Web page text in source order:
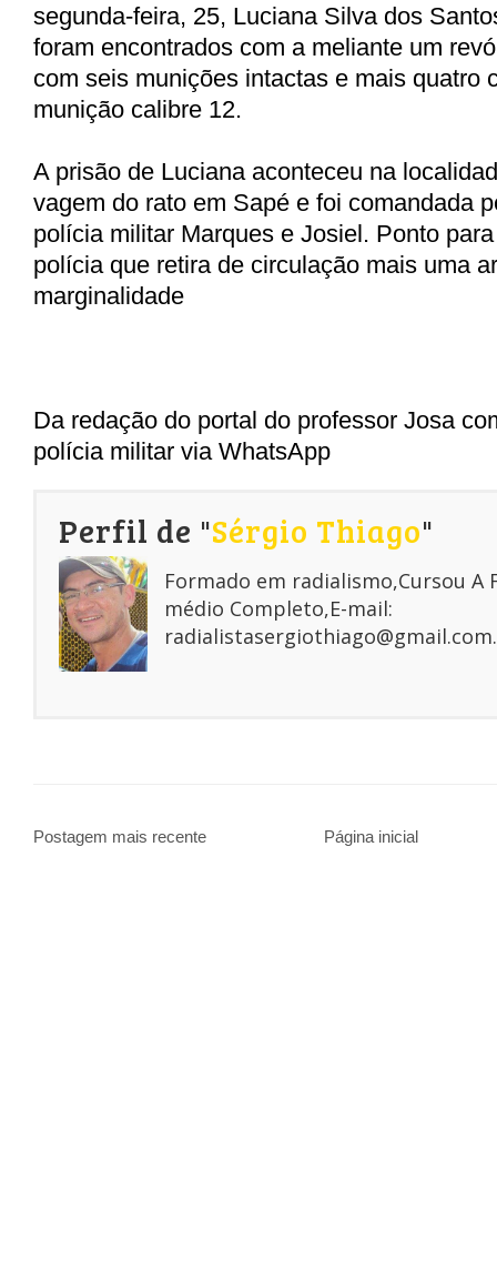
segunda-feira, 25, Luciana Silva dos
foram encontrados com a meliante um
com seis munições intactas e mais quatro
munição calibre 12.
A prisão de Luciana aconteceu na
vagem do rato em Sapé e foi comandada
polícia militar Marques e Josiel. Ponto
polícia que retira de circulação mais uma
marginalidade
Da redação do portal do professor Josa
polícia militar via WhatsApp
Perfil de "Sérgio Thiago"
Formado em radialismo,Cursou A
médio Completo,E-mail:
radialistasergiothiago@gmail.com.
Postagem mais recente Página inicial